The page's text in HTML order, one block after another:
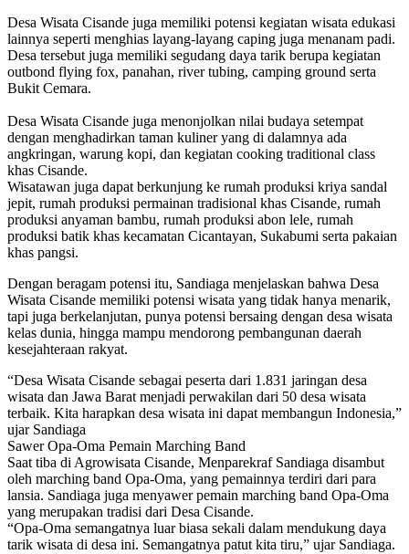
Desa Wisata Cisande juga memiliki potensi kegiatan wisata edukasi
lainnya seperti menghias layang-layang caping juga menanam padi.
Desa tersebut juga memiliki segudang daya tarik berupa kegiatan
outbond flying fox, panahan, river tubing, camping ground serta
Bukit Cemara.
Desa Wisata Cisande juga menonjolkan nilai budaya setempat
dengan menghadirkan taman kuliner yang di dalamnya ada
angkringan, warung kopi, dan kegiatan cooking traditional class
khas Cisande.
Wisatawan juga dapat berkunjung ke rumah produksi kriya sandal
jepit, rumah produksi permainan tradisional khas Cisande, rumah
produksi anyaman bambu, rumah produksi abon lele, rumah
produksi batik khas kecamatan Cicantayan, Sukabumi serta pakaian
khas pangsi.
Dengan beragam potensi itu, Sandiaga menjelaskan bahwa Desa
Wisata Cisande memiliki potensi wisata yang tidak hanya menarik,
tapi juga berkelanjutan, punya potensi bersaing dengan desa wisata
kelas dunia, hingga mampu mendorong pembangunan daerah
kesejahteraan rakyat.
“Desa Wisata Cisande sebagai peserta dari 1.831 jaringan desa
wisata dan Jawa Barat menjadi perwakilan dari 50 desa wisata
terbaik. Kita harapkan desa wisata ini dapat membangun Indonesia,”
ujar Sandiaga
Sawer Opa-Oma Pemain Marching Band
Saat tiba di Agrowisata Cisande, Menparekraf Sandiaga disambut
oleh marching band Opa-Oma, yang pemainnya terdiri dari para
lansia. Sandiaga juga menyawer pemain marching band Opa-Oma
yang merupakan tradisi dari Desa Cisande.
“Opa-Oma semangatnya luar biasa sekali dalam mendukung daya
tarik wisata di desa ini. Semangatnya patut kita tiru,” ujar Sandiaga.